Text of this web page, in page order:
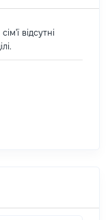
відсутні